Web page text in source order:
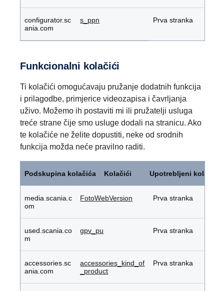
configurator.sc
ania.com
s_ppn Prva stranka
Funkcionalni kolačići
Ti kolačići omogućavaju pružanje dodatnih funkcija
i prilagodbe, primjerice videozapisa i čavrljanja
uživo. Možemo ih postaviti mi ili pružatelji usluga
treće strane čije smo usluge dodali na stranicu. Ako
te kolačiće ne želite dopustiti, neke od srodnih
funkcija možda neće pravilno raditi.
Podskupina kolačića Kolačići Upotrebljeni kolačići
media.scania.c
om
FotoWebVersion Prva stranka
used.scania.co
m
gpv_pu Prva stranka
accessories.sc
ania.com
accessories_kind_of
_product
Prva stranka